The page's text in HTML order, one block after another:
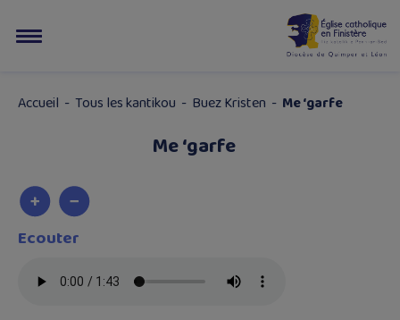
Accueil - Tous les kantikou - Buez Kristen - Me ‘garfe
Me ‘garfe
Ecouter